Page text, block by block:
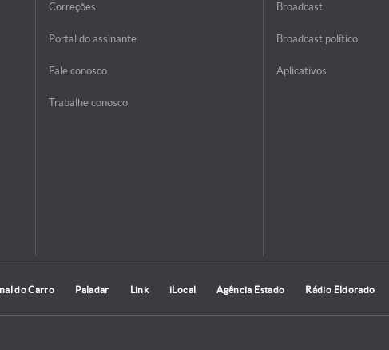
Correções
Portal do assinante
Fale conosco
Trabalhe conosco
Broadcast
Broadcast político
Aplicativos
do Carro Paladar Link iLocal Agência Estado Rádio Eldorado